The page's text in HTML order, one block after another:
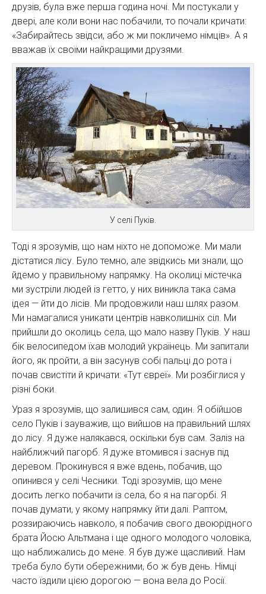
друзів, була вже перша година ночі. Ми постукали у
двері, але коли вони нас побачили, то почали кричати:
«Забирайтесь звідси, або ж ми покличемо німців». А я
вважав їх своїми найкращими друзями.
У селі Пуків.
Тоді я зрозумів, що нам ніхто не допоможе. Ми мали
дістатися лісу. Було темно, але звідкись ми знали, що
йдемо у правильному напрямку. На околиці містечка
ми зустріли людей із гетто, у них виникла така сама
ідея — йти до лісів. Ми продовжили наш шлях разом.
Ми намагалися уникати центрів навколишніх сіл. Ми
прийшли до околиць села, що мало назву Пуків. У наш
бік велосипедом їхав молодий українець. Ми запитали
його, як пройти, а він засунув собі пальці до рота і
почав свистіти й кричати: «Тут євреї». Ми розбіглися у
різні боки.
Ураз я зрозумів, що залишився сам, один. Я обійшов
село Пуків і зауважив, що вийшов на правильний шлях
до лісу. Я дуже налякався, оскільки був сам. Заліз на
найближчий пагорб. Я дуже втомився і заснув під
деревом. Прокинувся я вже вдень, побачив, що
опинився у селі Чесники. Тоді зрозумів, що мене
досить легко побачити із села, бо я на пагорбі. Я
почав думати, у якому напрямку йти далі. Раптом,
роззираючись навколо, я побачив свого двоюрідного
брата Йосю Альтмана і ще одного молодого чоловіка,
що наближались до мене. Я був дуже щасливий. Нам
треба було бути обережними, бо ж був день. Німці
часто їздили цією дорогою — вона вела до Росії.